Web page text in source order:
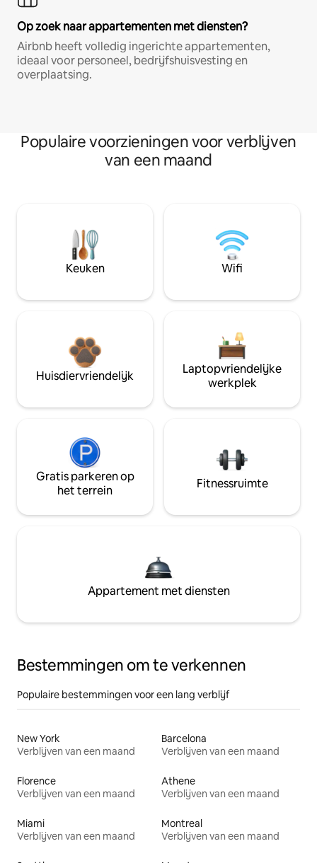
Op zoek naar appartementen met diensten?
Airbnb heeft volledig ingerichte appartementen,
ideaal voor personeel, bedrijfshuisvesting en
overplaatsing.
Populaire voorzieningen voor verblijven
van een maand
Keuken Wifi
Huisdiervriendelijk
Laptopvriendelijke
werkplek
Gratis parkeren op
het terrein
Fitnessruimte
Appartement met diensten
Bestemmingen om te verkennen
Populaire bestemmingen voor een lang verblijf
New York
Verblijven van een maand
Barcelona
Verblijven van een maand
Florence
Verblijven van een maand
Athene
Verblijven van een maand
Miami
Verblijven van een maand
Montreal
Verblijven van een maand